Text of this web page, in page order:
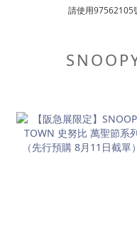
請使用97562105